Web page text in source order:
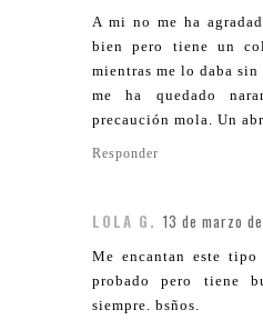
A mi no me ha
bien pero tiene un
mientras me lo daba
me ha quedado
precaución mola. Un
Responder
LOLA G. 13 de marzo
Me encantan este
probado pero tiene
siempre. bsños.